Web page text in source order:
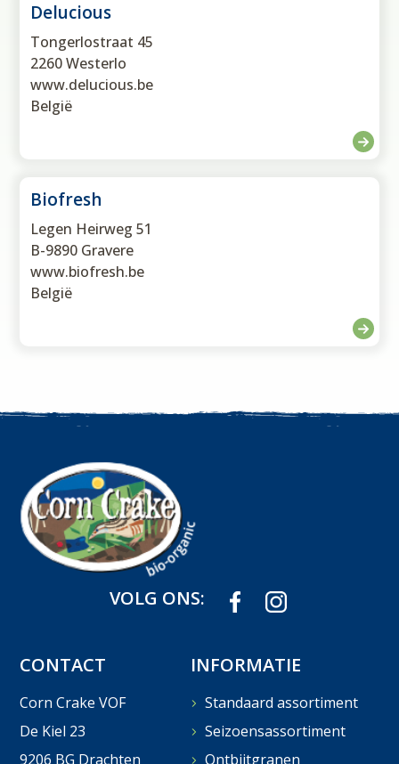
Delucious
Tongerlostraat 45
2260 Westerlo
www.delucious.be
België
Biofresh
Legen Heirweg 51
B-9890 Gravere
www.biofresh.be
België
VOLG ONS:
CONTACT
Corn Crake VOF
De Kiel 23
9206 BG Drachten
INFORMATIE
Standaard assortiment
Seizoensassortiment
Ontbijtgranen